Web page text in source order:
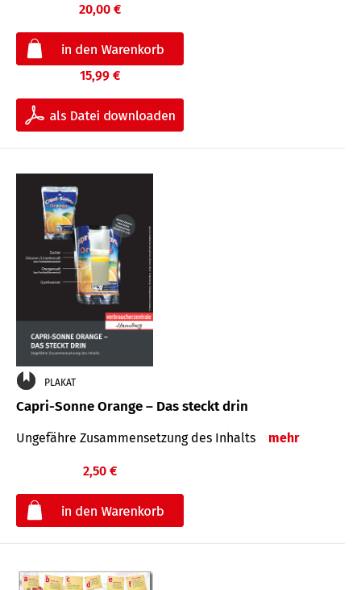
20,00 €
15,99 €
PLAKAT
Capri-Sonne Orange – Das steckt drin
Ungefähre Zu­sammen­setzung des Inhalts mehr
2,50 €